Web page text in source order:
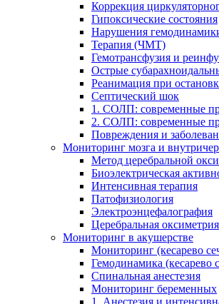
Коррекция
Гипоксические состояния
Нарушения
Терапия (ЧМТ)
Гемотрансфузия и
Острые
Реанимация при
Септический шок
1. СОЛП: современные
2. СОЛП: современные
Повреждения и
Мониторинг мозга и
Метод церебральной
Биоэлектрическая
Интенсивная терапия
Патофизиология
Электроэнцефалография
Церебральная оксиметрия
Мониторинг в акушерстве
Мониторинг (кесарево
Гемодинамика (кесарево
Спинальная анестезия
Мониторинг беременных
1. Анестезия и